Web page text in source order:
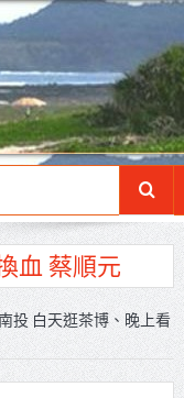
血 蔡順元
31日補助
投 白天逛茶博、晚上看